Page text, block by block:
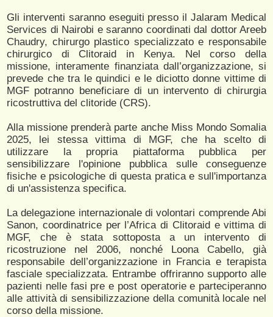
Gli interventi saranno eseguiti presso il Jalaram Medical
Services di Nairobi e saranno coordinati dal dottor Areeb
Chaudry, chirurgo plastico specializzato e responsabile
chirurgico di Clitoraid in Kenya. Nel corso della
missione, interamente finanziata dall’organizzazione, si
prevede che tra le quindici e le diciotto donne vittime di
MGF potranno beneficiare di un intervento di chirurgia
ricostruttiva del clitoride (CRS).
Alla missione prenderà parte anche Miss Mondo Somalia
2025, lei stessa vittima di MGF, che ha scelto di
utilizzare la propria piattaforma pubblica per
sensibilizzare l'opinione pubblica sulle conseguenze
fisiche e psicologiche di questa pratica e sull'importanza
di un'assistenza specifica.
La delegazione internazionale di volontari comprende Abi
Sanon, coordinatrice per l’Africa di Clitoraid e vittima di
MGF, che è stata sottoposta a un intervento di
ricostruzione nel 2006, nonché Loona Cabello, già
responsabile dell’organizzazione in Francia e terapista
fasciale specializzata. Entrambe offriranno supporto alle
pazienti nelle fasi pre e post operatorie e parteciperanno
alle attività di sensibilizzazione della comunità locale nel
corso della missione.